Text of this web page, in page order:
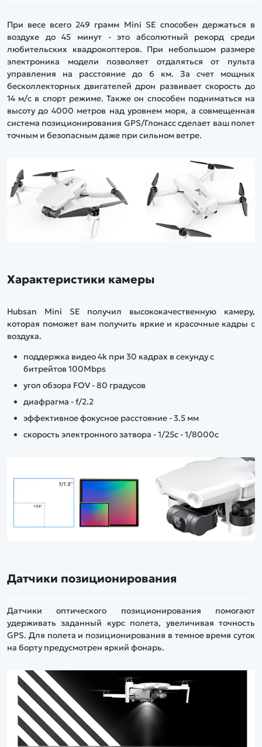
При весе всего 249 грамм Mini SE способен держаться в
воздухе до 45 минут - это абсолютный рекорд среди
любительских квадрокоптеров. При небольшом размере
электроника модели позволяет отдаляться от пульта
управления на расстояние до 6 км. За счет мощных
бесколлекторных двигателей дрон развивает скорость до
14 м/с в спорт режиме. Также он способен подниматься на
высоту до 4000 метров над уровнем моря, а совмещенная
система позиционирования GPS/Глонасс сделает ваш полет
точным и безопасным даже при сильном ветре.
Характеристики камеры
Hubsan Mini SE получил высококачественную камеру,
которая поможет вам получить яркие и красочные кадры с
воздуха.
поддержка видео 4k при 30 кадрах в секунду с
битрейтов 100Mbps
угол обзора FOV - 80 градусов
диафрагма - f/2.2
эффективное фокусное расстояние - 3.5 мм
скорость электронного затвора - 1/25с - 1/8000с
Датчики позиционирования
Датчики оптического позиционирования помогают
удерживать заданный курс полета, увеличивая точность
GPS. Для полета и позиционирования в темное время суток
на борту предусмотрен яркий фонарь.